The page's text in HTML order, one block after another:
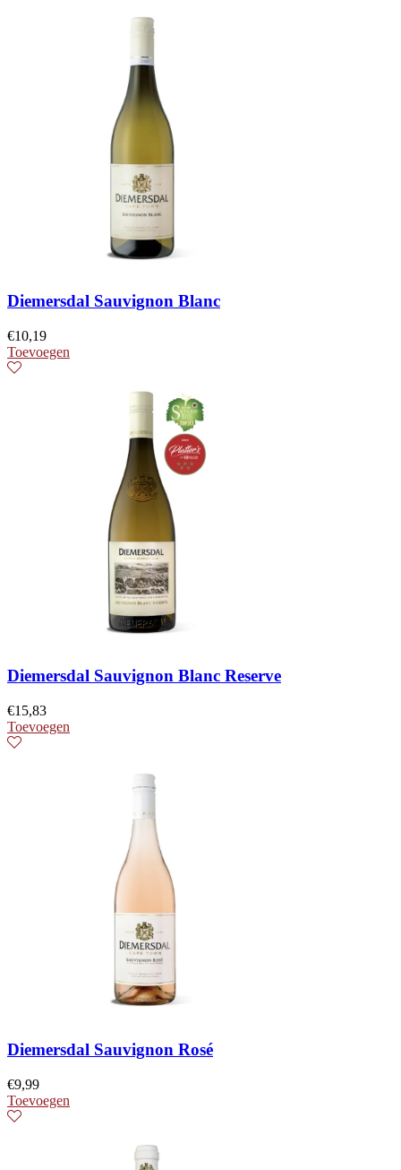
Diemersdal Sauvignon Blanc
€10,19
Toevoegen
Diemersdal Sauvignon Blanc Reserve
€15,83
Toevoegen
Diemersdal Sauvignon Rosé
€9,99
Toevoegen